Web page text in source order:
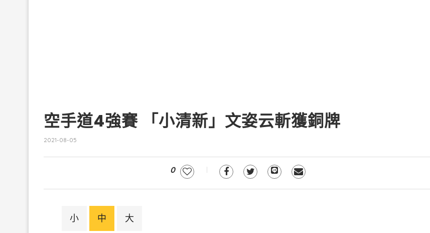
空手道4強賽 「小清新」文姿云斬獲銅牌
2021-08-05
0
小 中 大